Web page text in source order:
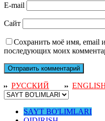
E-mail
Сайт
Сохранить моё имя, email
последующих моих
РУССКИЙ
SAYT BO'LIMLARI